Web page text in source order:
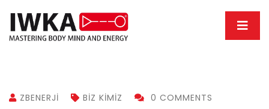
ZBENERJI BIZ KIMIZ 0 COMMENTS